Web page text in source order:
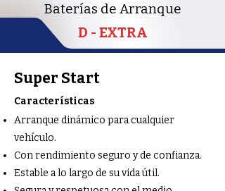
Baterías de Arranque
D - EXTRA
Super Start
Características
Arranque dinámico para cualquier
vehículo.
Con rendimiento seguro y de confianza.
Estable a lo largo de su vida útil.